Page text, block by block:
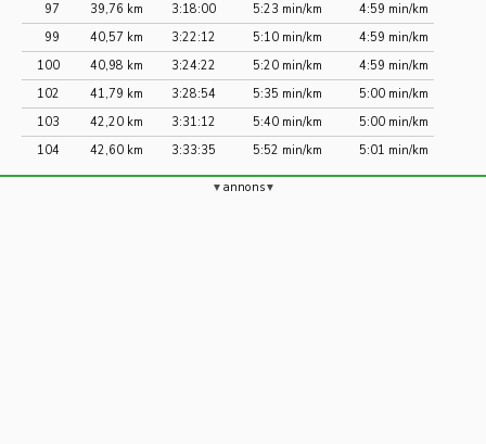
97
39,76 km 3:18:00 5:23 min/km
4:59 min/km
99
40,57 km 3:22:12 5:10 min/km
4:59 min/km
100
40,98 km 3:24:22 5:20 min/km
4:59 min/km
102
41,79 km 3:28:54 5:35 min/km
5:00 min/km
103
42,20 km 3:31:12 5:40 min/km
5:00 min/km
104
42,60 km 3:33:35 5:52 min/km 5:01 min/km
annons